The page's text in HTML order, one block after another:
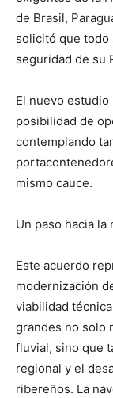
de Brasil,
solicitó que
seguridad de su
El nuevo
posibilidad de
contemplando
mismo cauce.
Un paso hacia la
Este acuerdo
modernización
viabilidad
grandes no solo
fluvial, sino que
regional y el
ribereños. La